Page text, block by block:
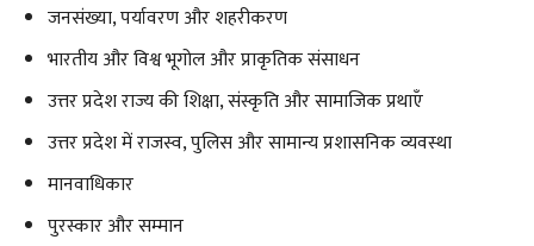
जनसंख्या, पर्यावरण और शहरीकरण
भारतीय और विश्व भूगोल और प्राकृतिक संसाधन
उत्तर प्रदेश राज्य की शिक्षा, संस्कृति और सामाजिक प्रथाएँ
उत्तर प्रदेश में राजस्व, पुलिस और सामान्य प्रशासनिक व्यवस्था
मानवाधिकार
पुरस्कार और सम्मान